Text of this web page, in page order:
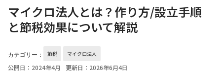
マイクロ法人とは？作り方/設立手順
と節税効果について解説
カテゴリー： 節税 マイクロ法人
公開日：2024年4月 更新日：2026年6月4日